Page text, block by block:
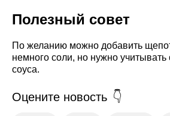
Полезный совет
По желанию можно добавить
немного соли, но нужно учитывать
соуса.
Оцените новость